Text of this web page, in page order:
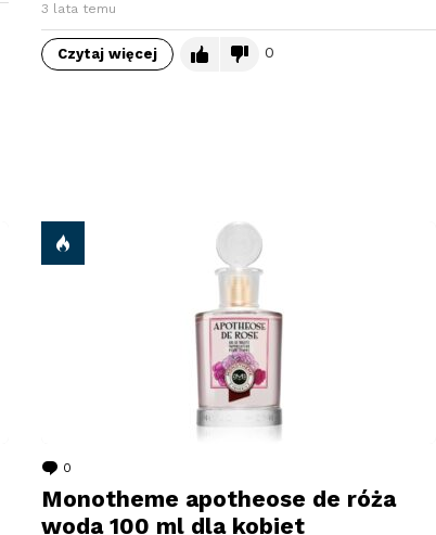
3 lata temu
Czytaj więcej 0
0
Monotheme apotheose de róża
woda 100 ml dla kobiet